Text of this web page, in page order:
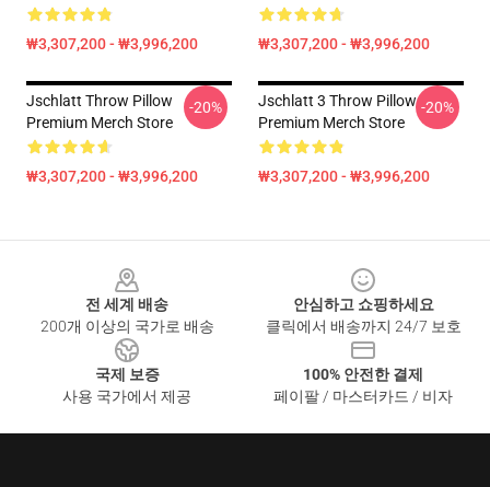
₩3,307,200 - ₩3,996,200 ₩3,307,200 - ₩3,996,200
Jschlatt Throw Pillow
Premium Merch Store
₩3,307,200 - ₩3,996,200
-20%
Jschlatt 3 Throw Pillow
Premium Merch Store
₩3,307,200 - ₩3,996,200
-20%
전 세계 배송
200개 이상의 국가로 배송
안심하고 쇼핑하세요
클릭에서 배송까지 24/7 보호
국제 보증
사용 국가에서 제공
100% 안전한 결제
페이팔 / 마스터카드 / 비자